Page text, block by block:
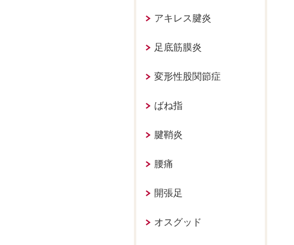
アキレス腱炎
足底筋膜炎
変形性股関節症
ばね指
腱鞘炎
腰痛
開張足
オスグッド